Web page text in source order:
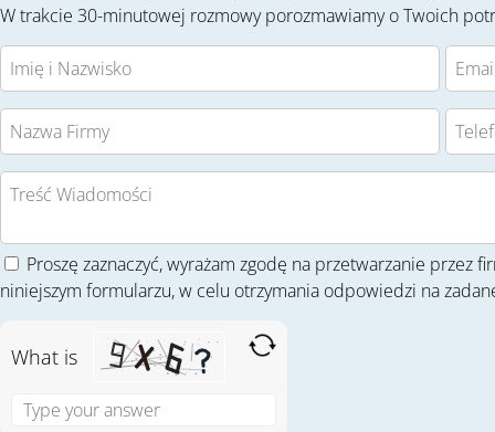
W trakcie 30-minutowej rozmowy porozmawiamy o Twoich
Proszę zaznaczyć, wyrażam zgodę na przetwarzanie przez
niniejszym formularzu, w celu otrzymania odpowiedzi na
What is